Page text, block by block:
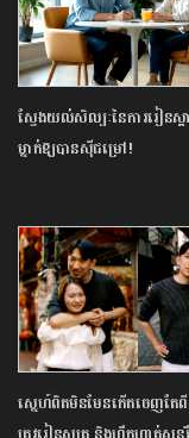
ស្វែងយល់សិល្បៈនៃការរៀនស្
ម្នាក់ឱ្យបានស៊ីជម្រៅ!
ស្នេហ៍ពិតមិនមែនកើតចេញតែ